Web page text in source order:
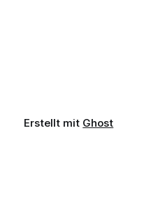
Erstellt mit Ghost